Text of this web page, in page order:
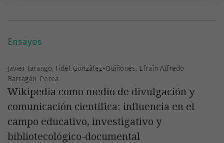
Ensayos
Javier Tarango, Fidel González-Quiñones, Efraín Alfredo
Barragán-Perea
Wikipedia como medio de divulgación y
comunicación científica: influencia en el
campo educativo, investigativo y
bibliotecológico-documental